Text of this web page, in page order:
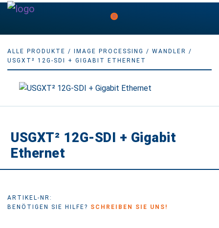
0
ALLE PRODUKTE / IMAGE PROCESSING / WANDLER /
USGXT² 12G-SDI + GIGABIT ETHERNET
USGXT² 12G-SDI + Gigabit
Ethernet
ARTIKEL-NR:
BENÖTIGEN SIE HILFE? SCHREIBEN SIE UNS!